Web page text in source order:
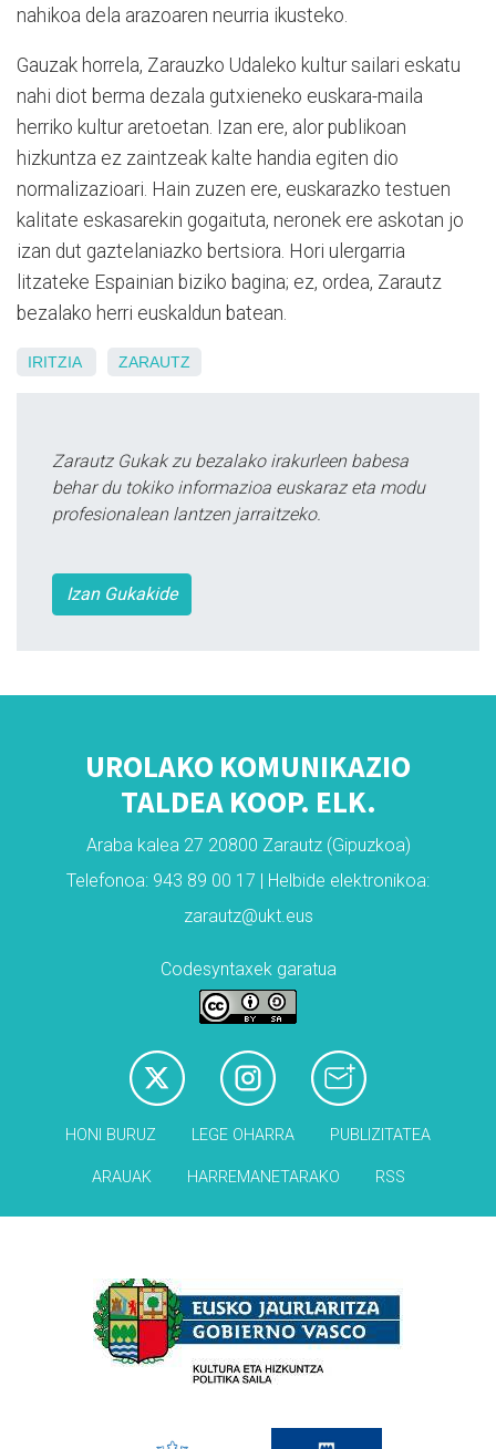
nahikoa dela arazoaren neurria ikusteko.
Gauzak horrela, Zarauzko Udaleko kultur sailari eskatu
nahi diot berma dezala gutxieneko euskara-maila
herriko kultur aretoetan. Izan ere, alor publikoan
hizkuntza ez zaintzeak kalte handia egiten dio
normalizazioari. Hain zuzen ere, euskarazko testuen
kalitate eskasarekin gogaituta, neronek ere askotan jo
izan dut gaztelaniazko bertsiora. Hori ulergarria
litzateke Espainian biziko bagina; ez, ordea, Zarautz
bezalako herri euskaldun batean.
IRITZIA ZARAUTZ
Zarautz Gukak zu bezalako irakurleen babesa
behar du tokiko informazioa euskaraz eta modu
profesionalean lantzen jarraitzeko.
Izan Gukakide
UROLAKO KOMUNIKAZIO
TALDEA KOOP. ELK.
Araba kalea 27 20800 Zarautz (Gipuzkoa)
Telefonoa: 943 89 00 17 | Helbide elektronikoa:
zarautz@ukt.eus
Codesyntaxek garatua
HONI BURUZ LEGE OHARRA PUBLIZITATEA
ARAUAK HARREMANETARAKO RSS